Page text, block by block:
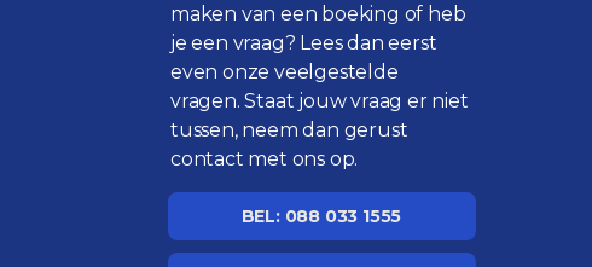
maken van een boeking of heb
je een vraag? Lees dan eerst
even onzeveelgestelde
vragen. Staat jouw vraag er niet
tussen, neem dan gerust
contact met ons op.
BEL: 088 033 1555